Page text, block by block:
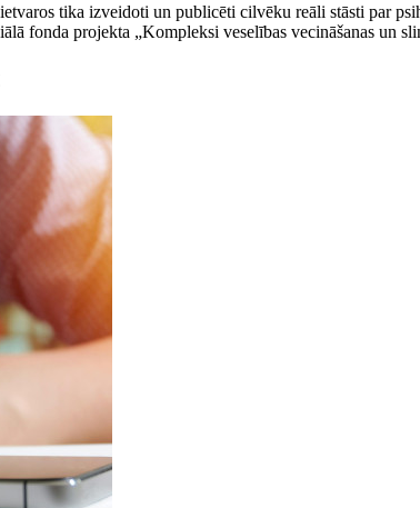
tika izveidoti un publicēti cilvēku reāli stāsti par
fonda projekta „Kompleksi veselības vecināšanas un